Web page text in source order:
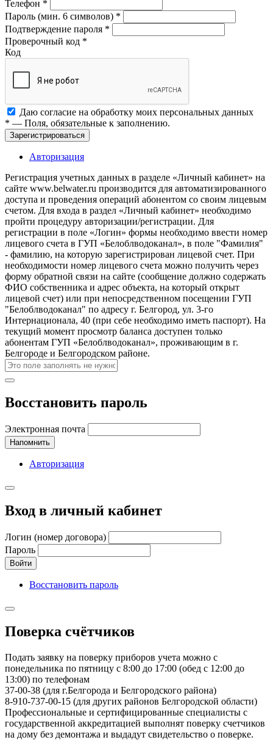
Телефон *
Пароль (мин. 6 символов) *
Подтверждение пароля *
Проверочный код *
Код
Даю согласие на обработку моих персональных данных
* — Поля, обязательные к заполнению.
Зарегистрироваться
Авторизация
Регистрация учетных данных в разделе «Личный кабинет» на
сайте www.belwater.ru производится для автоматизированного
доступа и проведения операций абонентом со своим лицевым
счетом. Для входа в раздел «Личный кабинет» необходимо
пройти процедуру авторизации/регистрации. Для
регистрации в поле «Логин» формы необходимо ввести номер
лицевого счета в ГУП «Белоблводоканал», в поле "Фамилия"
- фамилию, на которую зарегистрирован лицевой счет. При
необходимости номер лицевого счета можно получить через
форму обратной связи на сайте (сообщение должно содержать
ФИО собственника и адрес объекта, на который открыт
лицевой счет) или при непосредственном посещении ГУП
"Белоблводоканал" по адресу г. Белгород, ул. 3-го
Интернационала, 40 (при себе необходимо иметь паспорт). На
текущий момент просмотр баланса доступен только
абонентам ГУП «Белоблводоканал», проживающим в г.
Белгороде и Белгородском районе.
Восстановить пароль
Электронная почта
Напомнить
Авторизация
Вход в личный кабинет
Логин (номер договора)
Пароль
Войти
Восстановить пароль
Поверка счётчиков
Подать заявку на поверку приборов учета можно с
понедельника по пятницу с 8:00 до 17:00 (обед с 12:00 до
13:00) по телефонам
37-00-38 (для г.Белгорода и Белгородского района)
8-910-737-00-15 (для других районов Белгородской области)
Профессиональные и сертифицированные специалисты с
государственной аккредитацией выполнят поверку счетчиков
на дому без демонтажа и выдадут свидетельство о поверке.